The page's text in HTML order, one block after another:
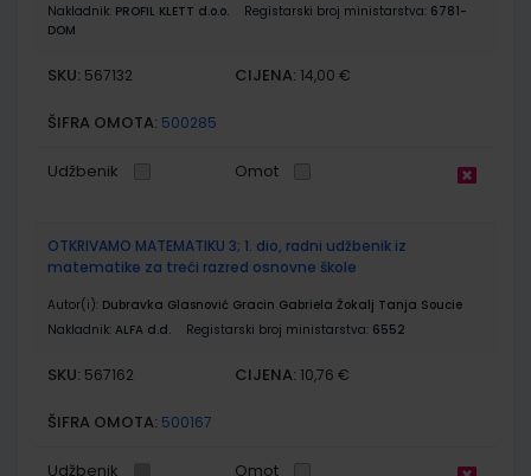
Nakladnik: PROFIL KLETT d.o.o. Registarski broj ministarstva: 6781-
DOM
SKU: 567132 CIJENA: 14,00 €
ŠIFRA OMOTA: 500285
Udžbenik Omot
OTKRIVAMO MATEMATIKU 3; 1. dio, radni udžbenik iz
matematike za treći razred osnovne škole
Autor(i): Dubravka Glasnović Gracin Gabriela Žokalj Tanja Soucie
Nakladnik: ALFA d.d. Registarski broj ministarstva: 6552
SKU: 567162 CIJENA: 10,76 €
ŠIFRA OMOTA: 500167
Udžbenik Omot